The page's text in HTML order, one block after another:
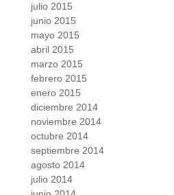
julio 2015
junio 2015
mayo 2015
abril 2015
marzo 2015
febrero 2015
enero 2015
diciembre 2014
noviembre 2014
octubre 2014
septiembre 2014
agosto 2014
julio 2014